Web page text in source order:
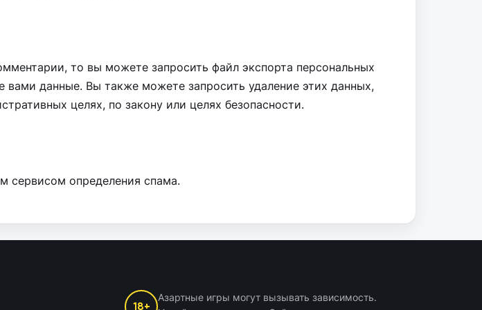
то вы можете запросить файл экспорта персональных
данные. Вы также можете запросить удаление этих данных,
целях, по закону или целях безопасности.
сервисом определения спама.
18+
Азартные игры могут вызывать зависимость.